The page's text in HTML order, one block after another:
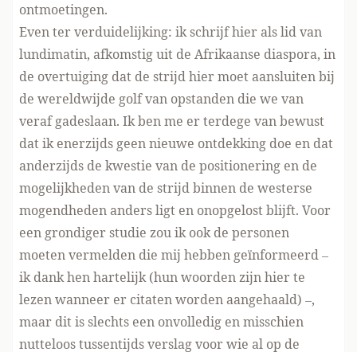
ontmoetingen.
Even ter verduidelijking: ik schrijf hier als lid van
lundimatin, afkomstig uit de Afrikaanse diaspora, in
de overtuiging dat de strijd hier moet aansluiten bij
de wereldwijde golf van opstanden die we van
veraf gadeslaan. Ik ben me er terdege van bewust
dat ik enerzijds geen nieuwe ontdekking doe en dat
anderzijds de kwestie van de positionering en de
mogelijkheden van de strijd binnen de westerse
mogendheden anders ligt en onopgelost blijft. Voor
een grondiger studie zou ik ook de personen
moeten vermelden die mij hebben geïnformeerd –
ik dank hen hartelijk (hun woorden zijn hier te
lezen wanneer er citaten worden aangehaald) –,
maar dit is slechts een onvolledig en misschien
nutteloos tussentijds verslag voor wie al op de